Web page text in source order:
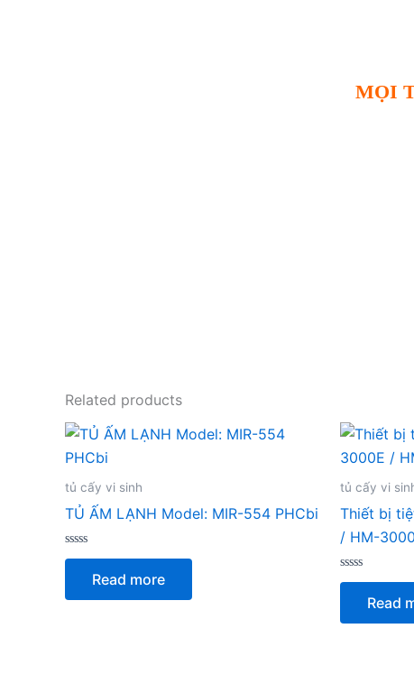
MỌI
Related products
tủ cấy vi sinh
TỦ ẤM LẠNH Model: MIR-554 PHCbi
Rated
5
Read more
tủ cấy vi
Thiết bị
/ HM-
Rated
5
Read